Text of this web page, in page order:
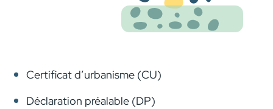
Certificat d’urbanisme (CU)
Déclaration préalable (DP)